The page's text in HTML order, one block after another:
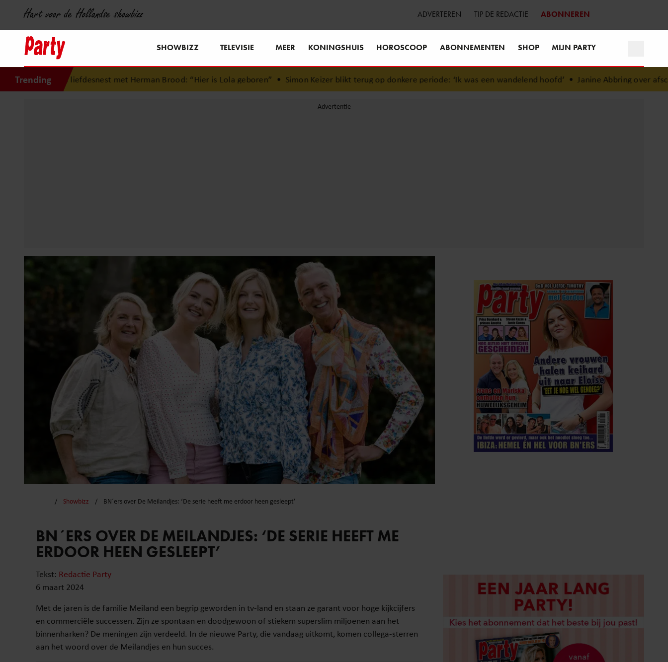
Hart voor de Hollandse showbizz ADVERTEREN TIP DE REDACTIE ABONNEREN
SHOWBIZZ TELEVISIE MEER KONINGSHUIS HOROSCOOP ABONNEMENTEN SHOP MIJN PARTY
Trending
met Herman Brood: “Hier is Lola geboren”•Simon Keizer blikt terug op donkere periode: ‘Ik was een wandelend hoofd’•Janine Abbring over afscheid van
Showbizz BN´ers over De Meilandjes: ‘De serie heeft me erdoor heen gesleept’
BN´ERS OVER DE MEILANDJES: ‘DE SERIE HEEFT ME
ERDOOR HEEN GESLEEPT’
Tekst: Redactie Party
6 maart 2024
Met de jaren is de familie Meiland een begrip geworden in tv-land en staan ze garant voor hoge kijkcijfers
en commerciële successen. Zijn ze spontaan en doodgewoon of stiekem superslim miljoenen aan het
binnenharken? De meningen zijn verdeeld. In de nieuwe Party, die vandaag uitkomt, komen collega-sterren
aan het woord over de Meilandjes en hun succes.